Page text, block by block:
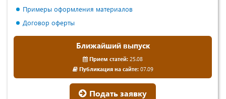
Примеры оформления материалов
Договор оферты
Ближайший выпуск
Прием статей: 25.08
Публикация на сайте:07.09
Подать заявку